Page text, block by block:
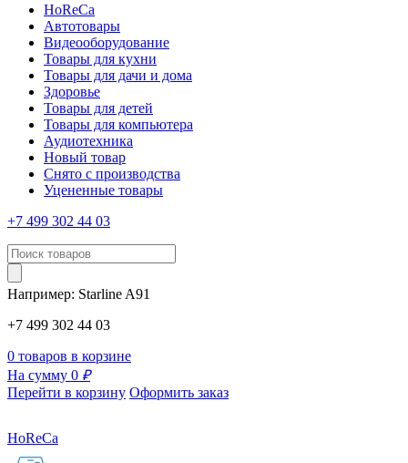
HoReCa
Автотовары
Видеооборудование
Товары для кухни
Товары для дачи и дома
Здоровье
Товары для детей
Товары для компьютера
Аудиотехника
Новый товар
Снято с производства
Уцененные товары
+7 499 302 44 03
Например: Starline A91
+7 499 302 44 03
0 товаров в корзине
На сумму 0 ₽
Перейти в корзину Оформить заказ
HoReCa